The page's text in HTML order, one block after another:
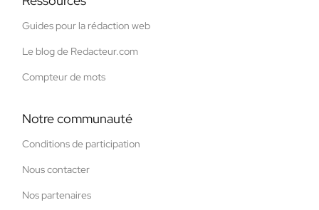
Guides pour la rédaction web
Le blog de Redacteur.com
Compteur de mots
Notre communauté
Conditions de participation
Nous contacter
Nos partenaires